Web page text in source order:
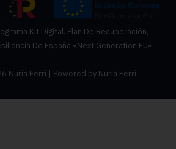
Kit Digital. Plan De Recuperación,
De España «Next Generation EU»
Nuria Ferri | Powered by Nuria Ferri